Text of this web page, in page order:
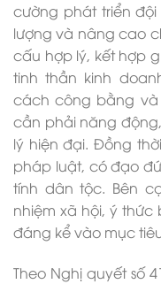
cường phát triển
lượng và nâng cao
cấu hợp lý, kết hợp
tinh thần kinh
cách công bằng
cần phải năng
lý hiện đại. Đồng
pháp luật, có đạo
tính dân tộc. Bên
nhiệm xã hội, ý
đáng kể vào mục
Theo Nghị quyết số